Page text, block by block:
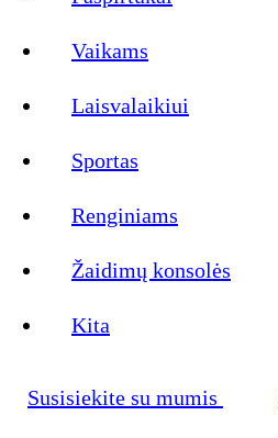
Vaikams
Laisvalaikiui
Sportas
Renginiams
Žaidimų konsolės
Kita
Susisiekite su mumis